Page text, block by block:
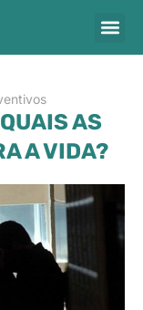
AS
A VIDA?